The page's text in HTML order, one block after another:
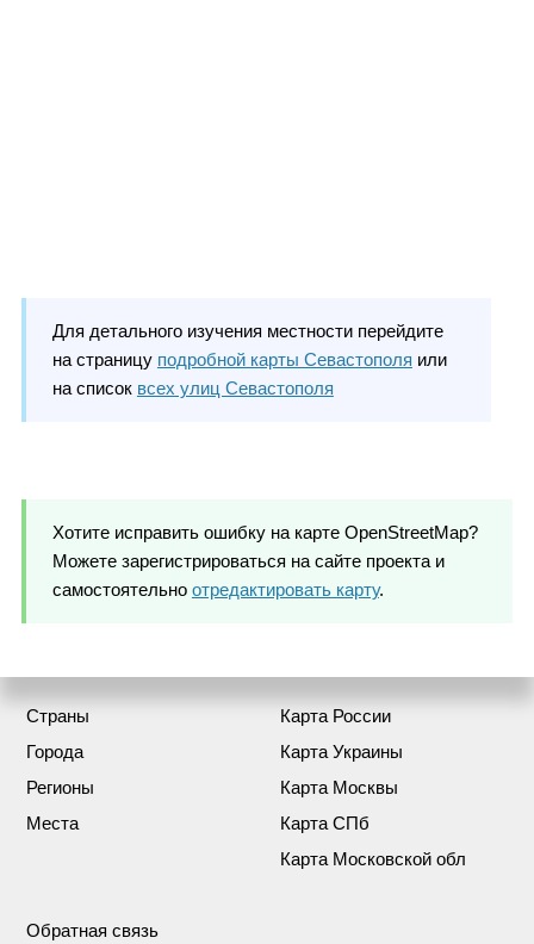
Для детального изучения местности перейдите
на страницу подробной карты Севастополя или
на список всех улиц Севастополя
Хотите исправить ошибку на карте OpenStreetMap?
Можете зарегистрироваться на сайте проекта и
самостоятельно отредактировать карту.
Страны
Города
Регионы
Места
Карта России
Карта Украины
Карта Москвы
Карта СПб
Карта Московской обл
Обратная связь